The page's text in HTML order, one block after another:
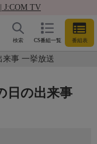
J:COM TV
CS番組一覧 番組表
検索
来事 一挙放送
日の出来事